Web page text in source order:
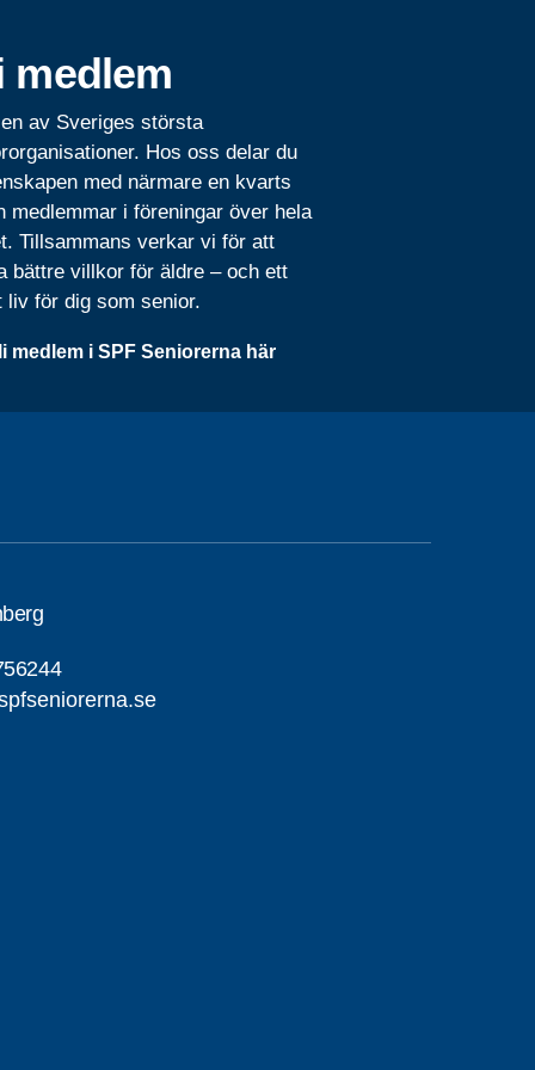
medlem
av Sveriges största
Hos oss delar du
med närmare en kvarts
medlemmar i föreningar över hela
Tillsammans verkar vi för att
bättre villkor för äldre – och ett
liv för dig som senior.
medlem i SPF Seniorerna här